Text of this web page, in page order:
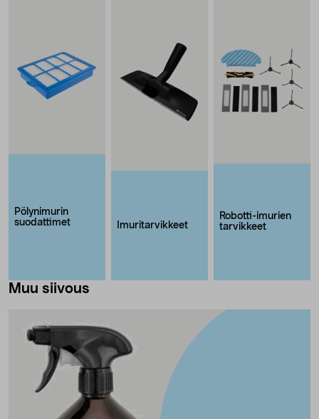
Pölynimurin
suodattimet
Imuritarvikkeet
Robotti-imurien
tarvikkeet
Muu siivous